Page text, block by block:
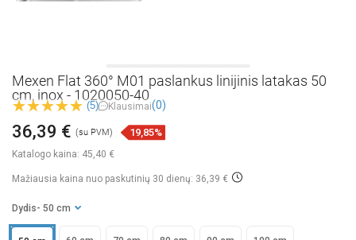
Mexen Flat 360° M01 paslankus linijinis latakas 50
cm, inox - 1020050-40
(5) Klausimai(0)
Katalogo kaina: 45,40 €
36,39 € (su PVM) 19,85%
Mažiausia kaina nuo paskutinių 30 dienų: 36,39 €
Dydis - 50 cm